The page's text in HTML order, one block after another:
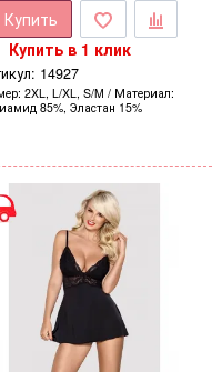
Купить
Купить в 1 клик
14927
2XL, L/XL, S/M
Материал
85%, Эластан 15%